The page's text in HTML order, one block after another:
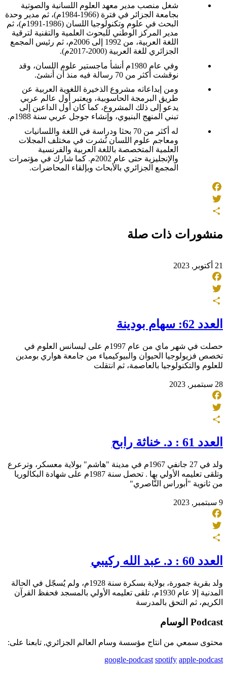
شغل منصب مدير معهد العلوم اللسانية والصوتية
بجامعة الجزائر في فترة (1966-1984م)، ثم مدير وحدة
البحث في علوم وتكنولوجيا اللسان (1986-1991م)، ثم
مدير المركز الوطني للبحوث العلمية والتقنية لترقية
اللغة العربية، من 1992 إلى 2006م، ثم رئيس المجمع
الجزائري للغة العربية (2000-2017م)
.
وفي عام 1980م أنشأ ماجستير علوم اللسان، وقد
نوقشت أكثر من 70 رسالة فيه منذ أن أنشئ
.
ومن إبداعاته مشروع الذخيرة اللغوية العربية عن
طريق البرمجة الحاسوبية، ويعتبر أول عالم عربي
يدعو إلى ذلك المشروع، كما كان أول الداعين إلى
تبني المنهج البنيوي، وإنشاء جوجل عربي سنة 1988م
.
له أكثر من 70 بحثا ودراسة في اللغة واللسانيات
ومعاجم علوم اللسان نُشرت في مختلف المجلات
العلمية المتخصصة باللغة العربية والفرنسية
والإنجليزية حتى عام 2002م. كما شارك في مؤتمرات
المجمع الجزائري بالأبحاث وبإلقاء المحاضرات.
Facebook
Twitter
منشورات ذات صلة
21 أكتوبر, 2023
Facebook
Twitter
العدد 62: سهام بودينة
حصلت في شهر ماي من عام 1997م على ليسانس العلوم في
تخصص فزيولوجيا الحيوان والبيوكيمياء من جامعة هواري بومدين
للعلوم والتكنولوجيا بالعاصمة، ثم انتقلت
28 سبتمبر, 2023
Facebook
Twitter
العدد 61 : د. خناثة رابح
ولد في 27 جانفي 1967م في مدينة "هاشم" بولاية معسكر، وترعرع
وتلقى تعليمه الأولي بها . تحصل سنة 1987م على شهادة البكالوريا
من ثانوية "أبوراس النَّاصري"
9 سبتمبر, 2023
Facebook
Twitter
العدد 60 : د. عبد الله ركيبي
ولد بقرية جمورة، بولاية بسكرة سنة 1928م، ولم يُسجّل في الحالة
المدنية إلا عام 1930م، تلقى تعليمه الأولي بالمسجد فحفظ القرآن
الكريم، ثم التحق بالمدرسة
Podcast الوسام
محتوى سمعي من انتاج مؤسسة وسام العالم الجزائري, تابعنا على:
google-podcast spotify apple-podcast